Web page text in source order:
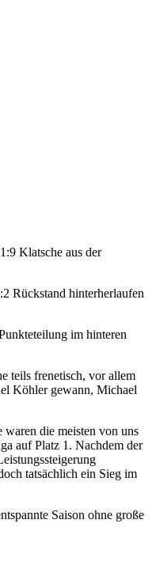
Klatsche aus der
Rückstand hinterherlaufen
im hinteren
teils frenetisch, vor allem
Köhler gewann, Michael
waren die meisten von uns
auf Platz 1. Nachdem der
tatsächlich ein Sieg im
Saison ohne große